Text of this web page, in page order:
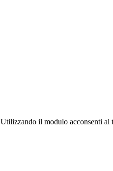
Utilizzando il modulo acconsenti al